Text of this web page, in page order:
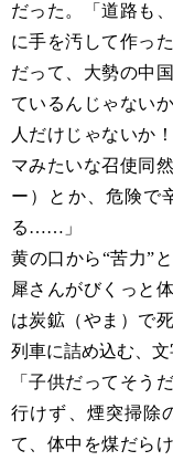
だった。「道路も
に手を汚して作っ
だって、大勢の中
ているんじゃない
人だけじゃないか
マみたいな召使同
ー）とか、危険で
る……」
黄の口から“苦力”
犀さんがびくっと
は炭鉱（やま）で
列車に詰め込む、文
「子供だってそう
行けず、煙突掃除
て、体中を煤だら